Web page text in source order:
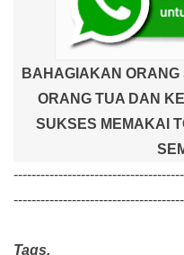
BAHAGIAKAN
ORANG TUA DAN
SUKSES MEMAKAI
Tags,